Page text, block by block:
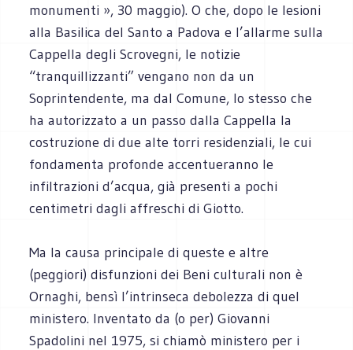
monumenti », 30 maggio). O che, dopo le lesioni
alla Basilica del Santo a Padova e l’allarme sulla
Cappella degli Scrovegni, le notizie
“tranquillizzanti” vengano non da un
Soprintendente, ma dal Comune, lo stesso che
ha autorizzato a un passo dalla Cappella la
costruzione di due alte torri residenziali, le cui
fondamenta profonde accentueranno le
infiltrazioni d’acqua, già presenti a pochi
centimetri dagli affreschi di Giotto.
Ma la causa principale di queste e altre
(peggiori) disfunzioni dei Beni culturali non è
Ornaghi, bensì l’intrinseca debolezza di quel
ministero. Inventato da (o per) Giovanni
Spadolini nel 1975, si chiamò ministero per i